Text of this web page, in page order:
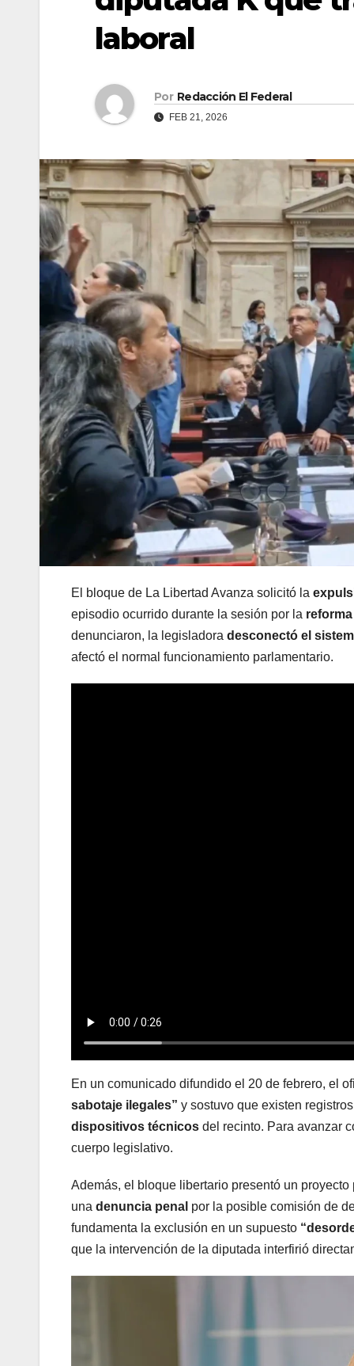
laboral
Por Redacción El Federal
FEB 21, 2026
El bloque de La Libertad Avanza solicitó la
episodio ocurrido durante la sesión por la
denunciaron, la legisladora desconectó el
afectó el normal funcionamiento parlamentario.
En un comunicado difundido el 20 de febrero, el
sabotaje ilegales” y sostuvo que existen
dispositivos técnicos del recinto. Para avanzar
cuerpo legislativo.
Además, el bloque libertario presentó un proyecto
una denuncia penal por la posible comisión de
fundamenta la exclusión en un supuesto
que la intervención de la diputada interfirió